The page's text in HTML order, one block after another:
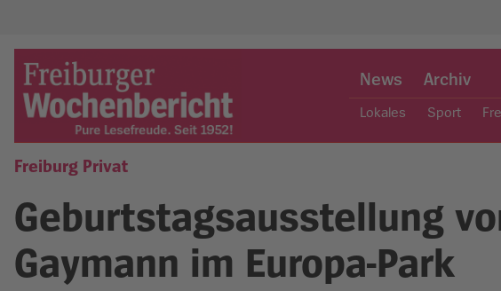
content
Freiburger Wochenbericht
News Archiv
Lokales Sport
Freiburg Privat
Geburtstagsausstellung
Gaymann im Europa-Park